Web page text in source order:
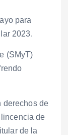
para
2023.
(SMyT)
derechos de
de
de la